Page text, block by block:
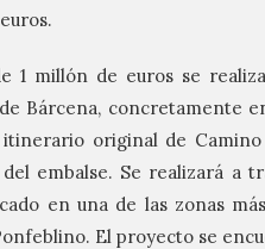
1 millón de euros se
Bárcena, concretamente
original de
del embalse. Se realizará a
en una de las zonas
El proyecto se